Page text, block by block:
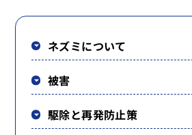
ネズミについて
被害
駆除と再発防止策